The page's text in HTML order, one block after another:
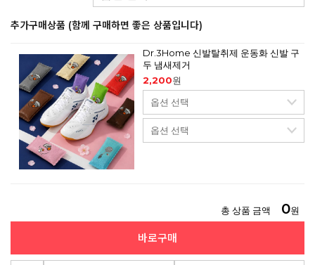
추가구매상품 (함께 구매하면 좋은 상품입니다)
Dr.3Home 신발탈취제 운동화 신발 구
두 냄새제거
2,200원
총 상품 금액 0원
바로구매